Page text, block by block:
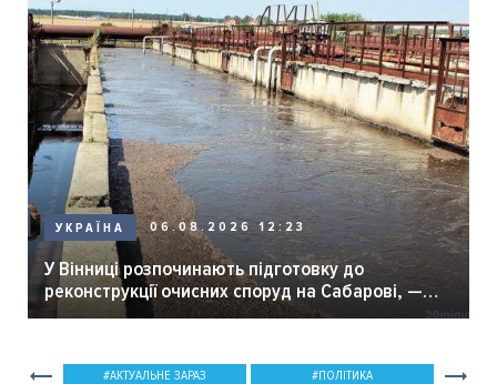
УКРАЇНА 06.08.2026 12:23
У Вінниці розпочинають підготовку до
реконструкції очисних споруд на Сабарові, —
мер Вінниці.
АКТУАЛЬНЕ ЗАРАЗ ПОЛІТИКА